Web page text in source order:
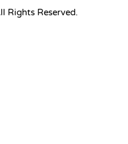
Rights Reserved.